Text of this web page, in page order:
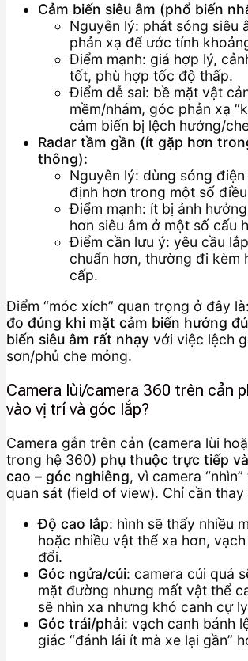
Cảm biến siêu âm (phổ biến
Nguyên lý: phát sóng siêu
phản xạ để ước tính
Điểm mạnh: giá hợp lý,
tốt, phù hợp tốc độ thấp.
Điểm dễ sai: bề mặt vật
mềm/nhám, góc phản xạ
cảm biến bị lệch hướng/
Radar tầm gần (ít gặp hơn
thông):
Nguyên lý: dùng sóng
định hơn trong một số
Điểm mạnh: ít bị ảnh
hơn siêu âm ở một số cấu
Điểm cần lưu ý: yêu cầu
chuẩn hơn, thường đi kèm
cấp.
Điểm “móc xích” quan trọng ở đây là:
đo đúng khi mặt cảm biến hướng
biến siêu âm rất nhạy với việc lệch
sơn/phủ che mỏng.
Camera lùi/camera 360 trên cản
vào vị trí và góc lắp?
Camera gắn trên cản (camera lùi
trong hệ 360) phụ thuộc trực tiếp
cao – góc nghiêng, vì camera
quan sát (field of view). Chỉ cần thay
Độ cao lắp: hình sẽ thấy nhiều
hoặc nhiều vật thể xa hơn,
đổi.
Góc ngửa/cúi: camera cúi quá
mặt đường nhưng mất vật thể
sẽ nhìn xa nhưng khó canh cự
Góc trái/phải: vạch canh bánh
giác “đánh lái ít mà xe lại gần”